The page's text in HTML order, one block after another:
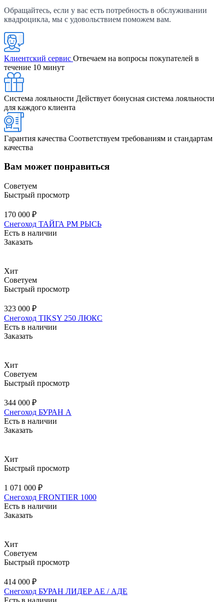
Обращайтесь, если у вас есть потребность в обслуживании
квадроцикла, мы с удовольствием поможем вам.
Клиентский сервис Отвечаем на вопросы покупателей в
течение 10 минут
Система лояльности Действует бонусная система лояльности
для каждого клиента
Гарантия качества Соответствуем требованиям и стандартам
качества
Вам может понравиться
Советуем
Быстрый просмотр
170 000 ₽
Снегоход ТАЙГА РМ РЫСЬ
Есть в наличии
Заказать
Хит
Советуем
Быстрый просмотр
323 000 ₽
Снегоход TIKSY 250 ЛЮКС
Есть в наличии
Заказать
Хит
Советуем
Быстрый просмотр
344 000 ₽
Снегоход БУРАН А
Есть в наличии
Заказать
Хит
Быстрый просмотр
1 071 000 ₽
Снегоход FRONTIER 1000
Есть в наличии
Заказать
Хит
Советуем
Быстрый просмотр
414 000 ₽
Снегоход БУРАН ЛИДЕР АЕ / АДЕ